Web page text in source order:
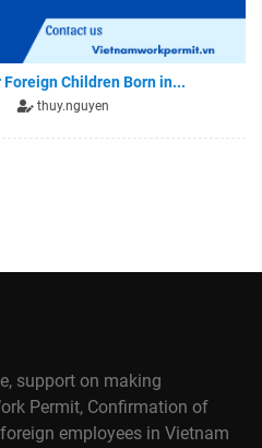
Children Born in...
thuy.nguyen
support on making
Permit, Confirmation of
employees in Vietnam